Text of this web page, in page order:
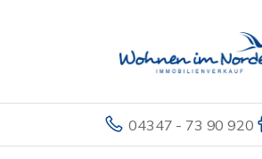
04347 - 73 90 920